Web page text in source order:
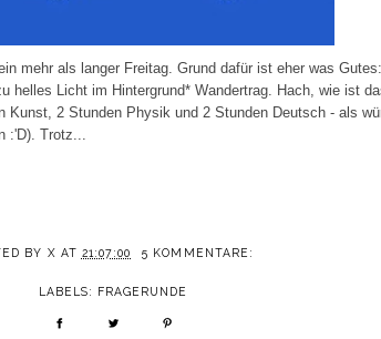
mehr als langer Freitag. Grund dafür ist eher was
helles Licht im Hintergrund* Wandertrag. Hach, wie ist
Kunst, 2 Stunden Physik und 2 Stunden Deutsch - als
:'D). Trotz...
BY X AT 21:07:00 5 KOMMENTARE:
LABELS: FRAGERUNDE